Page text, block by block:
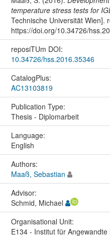
temperature stress tests for
Technische Universität Wien].
https://doi.org/10.34726/
reposiTUm DOI:
10.34726/hss.2016.35346
CatalogPlus:
AC13103819
Publication Type:
Thesis - Diplomarbeit
Language:
English
Authors:
Maaß, Sebastian
Advisor:
Schmid, Michael
Organisational Unit:
E134 - Institut für Angewandte